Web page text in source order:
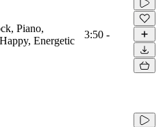
Piano,
Energetic
3:50 -